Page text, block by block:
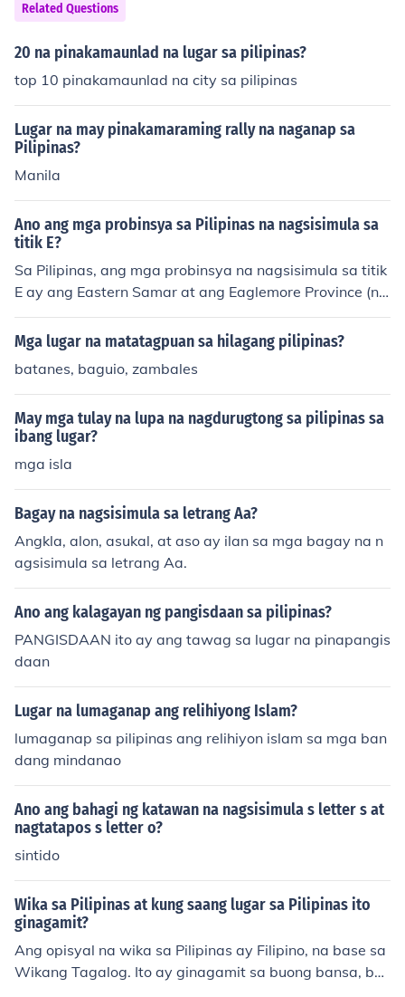
Related Questions
20 na pinakamaunlad na lugar sa pilipinas?
top 10 pinakamaunlad na city sa pilipinas
Lugar na may pinakamaraming rally na naganap sa
Pilipinas?
Manila
Ano ang mga probinsya sa Pilipinas na nagsisimula sa
titik E?
Sa Pilipinas, ang mga probinsya na nagsisimula sa titik
E ay ang Eastern Samar at ang Eaglemore Province (na
hindi opisyal at kadalasang hindi ginagamit sa mga tal
akayan). Ang Eastern Samar ay matatagpuan sa rehiy
g dalampasigan at likas na yaman. Wala nang ibang p
robinsya sa Pilipinas na nagsisimula sa titik E.
Mga lugar na matatagpuan sa hilagang pilipinas?
batanes, baguio, zambales
May mga tulay na lupa na nagdurugtong sa pilipinas sa
ibang lugar?
mga isla
Bagay na nagsisimula sa letrang Aa?
Angkla, alon, asukal, at aso ay ilan sa mga bagay na n
agsisimula sa letrang Aa.
Ano ang kalagayan ng pangisdaan sa pilipinas?
PANGISDAAN ito ay ang tawag sa lugar na pinapangis
daan
Lugar na lumaganap ang relihiyong Islam?
lumaganap sa pilipinas ang relihiyon islam sa mga ban
dang mindanao
Ano ang bahagi ng katawan na nagsisimula s letter s at
nagtatapos s letter o?
sintido
Wika sa Pilipinas at kung saang lugar sa Pilipinas ito
ginagamit?
Ang opisyal na wika sa Pilipinas ay Filipino, na base sa
Wikang Tagalog. Ito ay ginagamit sa buong bansa, ba